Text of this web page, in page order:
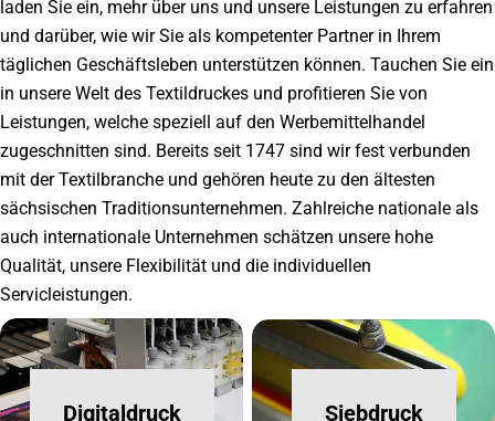
laden Sie ein, mehr über uns und unsere Leistungen zu erfahren
und darüber, wie wir Sie als kompetenter Partner in Ihrem
täglichen Geschäftsleben unterstützen können. Tauchen Sie ein
in unsere Welt des Textildruckes und profitieren Sie von
Leistungen, welche speziell auf den Werbemittelhandel
zugeschnitten sind. Bereits seit 1747 sind wir fest verbunden
mit der Textilbranche und gehören heute zu den ältesten
sächsischen Traditionsunternehmen. Zahlreiche nationale als
auch internationale Unternehmen schätzen unsere hohe
Qualität, unsere Flexibilität und die individuellen
Servicleistungen.
Digitaldruck Siebdruck